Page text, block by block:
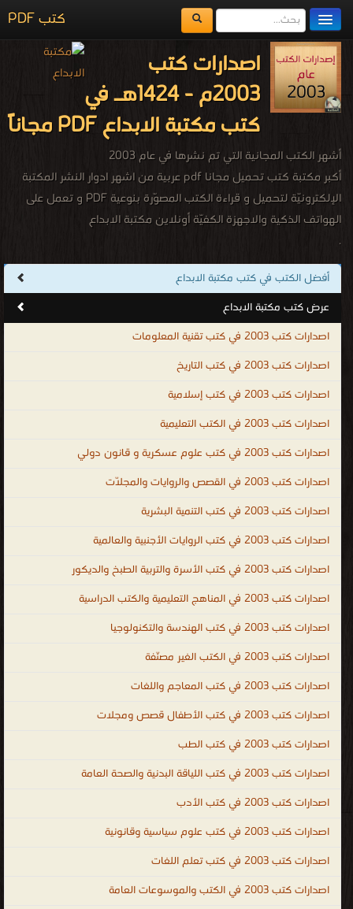
كتب PDF
مكتبة الكتب
المكتبات
يُقرأ حالياً
اضف كتاب
اصدارات كتب
2003م - 1424هـ في
كتب مكتبة الابداع PDF مجاناً
أشهر الكتب المجانية التي تم نشرها في عام 2003
أكبر مكتبة كتب تحميل مجانا pdf عربية من اشهر ادوار النشر المكتبة
الإلكترونيّة لتحميل و قراءة الكتب المصوّرة بنوعية PDF و تعمل على
الهواتف الذكية والاجهزة الكفيّة أونلاين مكتبة الابداع
.
أفضل الكتب في كتب مكتبة الابداع
عرض كتب مكتبة الابداع
اصدارات كتب 2003 في كتب تقنية المعلومات
اصدارات كتب 2003 في كتب التاريخ
اصدارات كتب 2003 في كتب إسلامية
اصدارات كتب 2003 في الكتب التعليمية
اصدارات كتب 2003 في كتب علوم عسكرية و قانون دولي
اصدارات كتب 2003 في القصص والروايات والمجلّات
اصدارات كتب 2003 في كتب التنمية البشرية
اصدارات كتب 2003 في كتب الروايات الأجنبية والعالمية
اصدارات كتب 2003 في كتب الأسرة والتربية الطبخ والديكور
اصدارات كتب 2003 في المناهج التعليمية والكتب الدراسية
اصدارات كتب 2003 في كتب الهندسة والتكنولوجيا
اصدارات كتب 2003 في الكتب الغير مصنّفة
اصدارات كتب 2003 في كتب المعاجم واللغات
اصدارات كتب 2003 في كتب الأطفال قصص ومجلات
اصدارات كتب 2003 في كتب الطب
اصدارات كتب 2003 في كتب اللياقة البدنية والصحة العامة
اصدارات كتب 2003 في كتب الأدب
اصدارات كتب 2003 في كتب علوم سياسية وقانونية
اصدارات كتب 2003 في كتب تعلم اللغات
اصدارات كتب 2003 في الكتب والموسوعات العامة